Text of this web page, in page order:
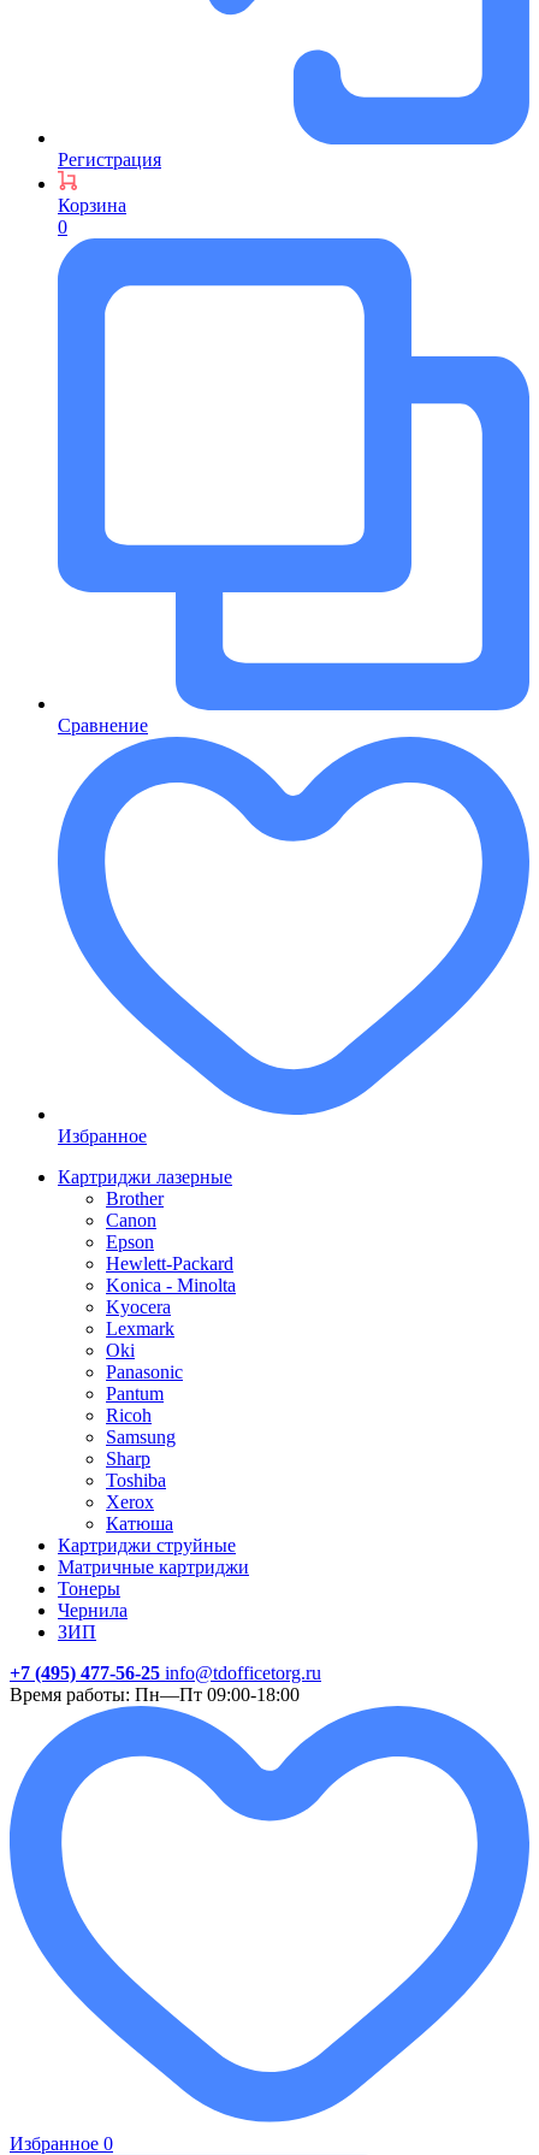
Регистрация
Корзина
0
Сравнение
Избранное
Картриджи лазерные
Brother
Canon
Epson
Hewlett-Packard
Konica - Minolta
Kyocera
Lexmark
Oki
Panasonic
Pantum
Ricoh
Samsung
Sharp
Toshiba
Xerox
Катюша
Картриджи струйные
Матричные картриджи
Тонеры
Чернила
ЗИП
+7 (495) 477-56-25 info@tdofficetorg.ru
Время работы: Пн—Пт 09:00-18:00
Избранное 0